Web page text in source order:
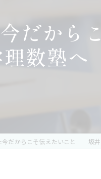
だから
数塾へ
今だからこそ伝えたいこと 坂